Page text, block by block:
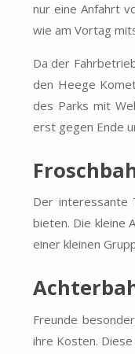
nur eine Anfahrt
wie am Vortag
Da der
den Heege
des Parks mit
erst gegen Ende
Der interessante
bieten. Die kleine
einer kleinen
Freunde
ihre Kosten.